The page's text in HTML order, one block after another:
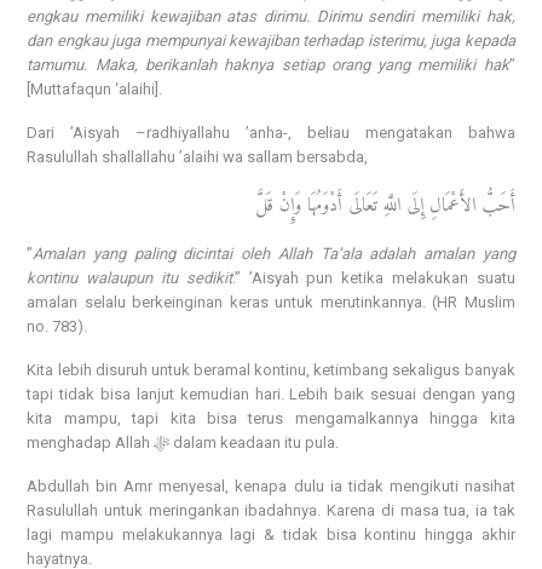
engkau memiliki kewajiban atas dirimu. Dirimu sendiri memiliki hak,
dan engkau juga mempunyai kewajiban terhadap isterimu, juga kepada
tamumu. Maka, berikanlah haknya setiap orang yang memiliki hak”
[Muttafaqun ‘alaihi].
Dari ’Aisyah –radhiyallahu ’anha-, beliau mengatakan bahwa
Rasulullah shallallahu ’alaihi wa sallam bersabda,
أَحَبُّ الأَعْمَالِ إِلَى اللَّهِ تَعَالَى أَدْوَمُهَا وَإِنْ قَلَّ
”Amalan yang paling dicintai oleh Allah Ta’ala adalah amalan yang
kontinu walaupun itu sedikit.” ’Aisyah pun ketika melakukan suatu
amalan selalu berkeinginan keras untuk merutinkannya. (HR Muslim
no. 783).
Kita lebih disuruh untuk beramal kontinu, ketimbang sekaligus banyak
tapi tidak bisa lanjut kemudian hari. Lebih baik sesuai dengan yang
kita mampu, tapi kita bisa terus mengamalkannya hingga kita
menghadap Allah ﷻ dalam keadaan itu pula.
Abdullah bin Amr menyesal, kenapa dulu ia tidak mengikuti nasihat
Rasulullah untuk meringankan ibadahnya. Karena di masa tua, ia tak
lagi mampu melakukannya lagi & tidak bisa kontinu hingga akhir
hayatnya.